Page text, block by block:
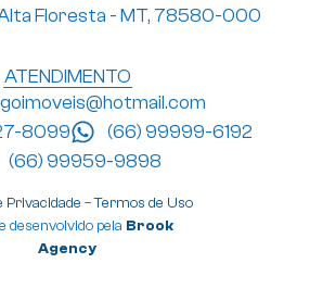
Floresta - MT, 78580-000
ATENDIMENTO
8099
(66) 99999-6192
(66) 99959-9898
Privacidade –Termos de Uso
desenvolvido pela Brook
Agency